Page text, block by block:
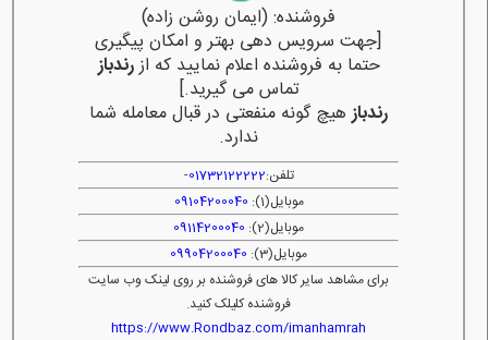
فروشنده: (ایمان روشن زاده)
[جهت سرویس دهی بهتر و امکان پیگیری
حتما به فروشنده اعلام نمایید که ازرندباز
تماس می گیرید.]
رندبازهیچ گونه منفعتی در قبال معامله شما
ندارد.
تلفن:01732122222
-
موبایل(1):
09104200040
موبایل(2):
09114200040
موبایل(3):
09904200040
برای مشاهد سایر کالا های فروشنده بر روی لینک وب سایت
فروشنده کلیلک کنید.
https://www.Rondbaz.com/imanhamrah